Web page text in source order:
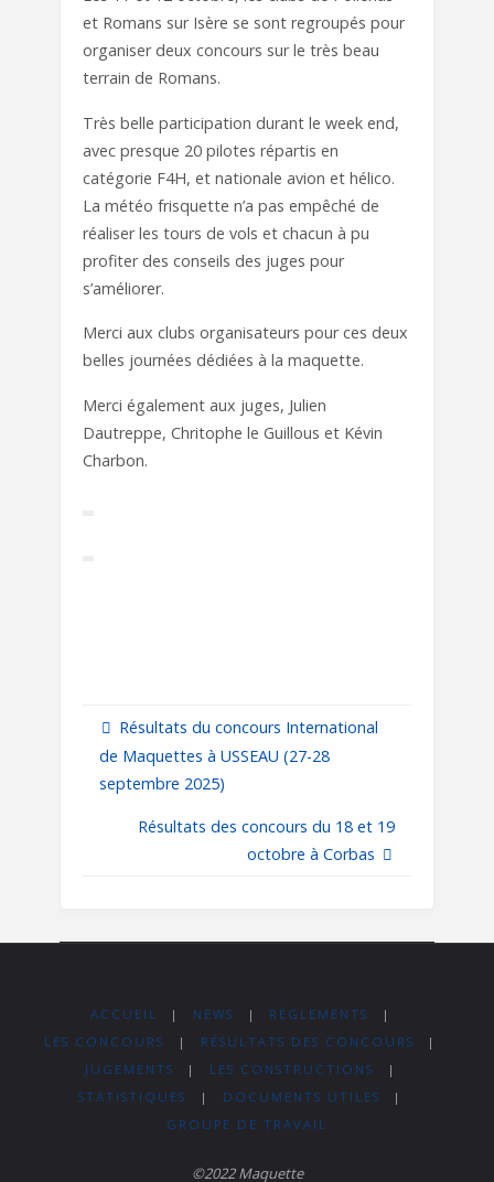
et Romans sur Isère se sont regroupés pour
organiser deux concours sur le très beau
terrain de Romans.
Très belle participation durant le week end,
avec presque 20 pilotes répartis en
catégorie F4H, et nationale avion et hélico.
La météo frisquette n’a pas empêché de
réaliser les tours de vols et chacun à pu
profiter des conseils des juges pour
s’améliorer.
Merci aux clubs organisateurs pour ces deux
belles journées dédiées à la maquette.
Merci également aux juges, Julien
Dautreppe, Chritophe le Guillous et Kévin
Charbon.
Résultats du concours International
de Maquettes à USSEAU (27-28
septembre 2025)
Résultats des concours du 18 et 19
octobre à Corbas
ACCUEIL | NEWS | RÈGLEMENTS
|
LES CONCOURS
| RÉSULTATS DES CONCOURS
|
JUGEMENTS
| LES CONSTRUCTIONS
|
STATISTIQUES
| DOCUMENTS UTILES
|
GROUPE DE TRAVAIL
©2022 Maquette